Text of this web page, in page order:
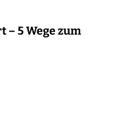
5 Wege zum